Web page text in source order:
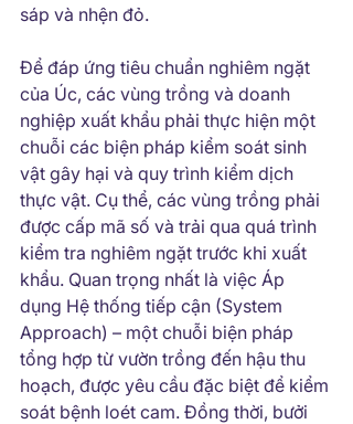
sáp và nhện đỏ.
Để đáp ứng tiêu chuẩn nghiêm ngặt
của Úc, các vùng trồng và doanh
nghiệp xuất khẩu phải thực hiện một
chuỗi các biện pháp kiểm soát sinh
vật gây hại và quy trình kiểm dịch
thực vật. Cụ thể, các vùng trồng phải
được cấp mã số và trải qua quá trình
kiểm tra nghiêm ngặt trước khi xuất
khẩu. Quan trọng nhất là việc Áp
dụng Hệ thống tiếp cận (System
Approach) – một chuỗi biện pháp
tổng hợp từ vườn trồng đến hậu thu
hoạch, được yêu cầu đặc biệt để kiểm
soát bệnh loét cam. Đồng thời, bưởi